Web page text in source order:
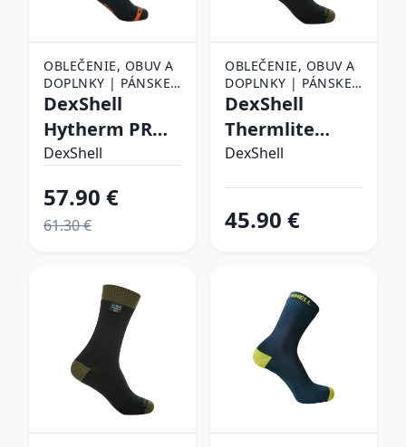
OBLEČENIE, OBUV A
DOPLNKY | PÁNSKE
OBLEČENIE |
DexShell
Hytherm PRO
Tangelo Red
42)
DexShell
57.90 €
61.30 €
OBLEČENIE, OBUV A
DOPLNKY | PÁNSKE
OBLEČENIE |
DexShell
Thermlite
Olive Green -
DexShell
45.90 €